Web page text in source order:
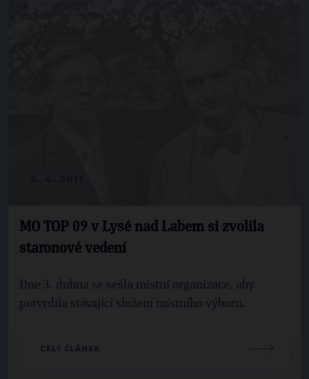
MO TOP 09 v Lysé nad Labem si zvolila
staronové vedení
Dne 3. dubna se sešla místní organizace, aby
potvrdila stávající složení místního výboru.
CELÝ ČLÁNEK